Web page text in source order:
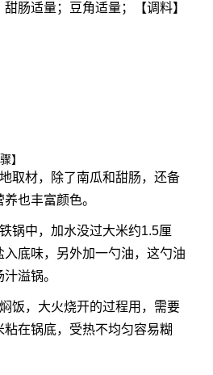
肠适量；豆角适量；【调料】
】
取材，除了南瓜和甜肠，还备
也丰富颜色。
锅中，加水没过大米约1.5厘
底味，另外加一勺油，这勺油
溢锅。
饭，大火烧开的过程用，需要
在锅底，受热不均匀容易糊